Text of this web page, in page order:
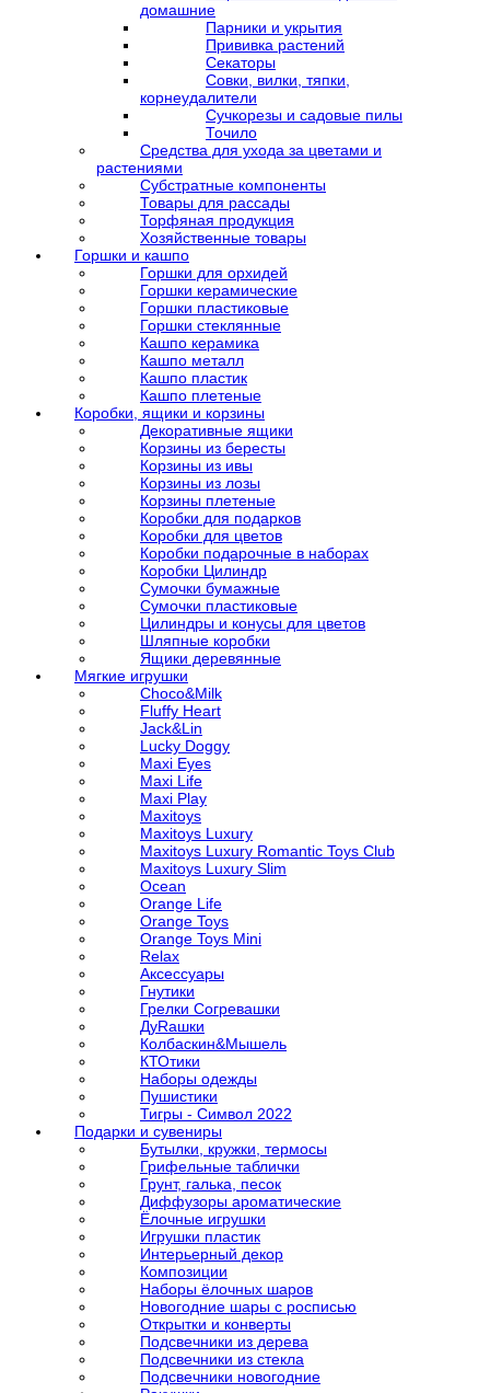
домашние
Парники и укрытия
Прививка растений
Секаторы
Совки, вилки, тяпки,
корнеудалители
Сучкорезы и садовые пилы
Точило
Средства для ухода за цветами и
растениями
Субстратные компоненты
Товары для рассады
Торфяная продукция
Хозяйственные товары
Горшки и кашпо
Горшки для орхидей
Горшки керамические
Горшки пластиковые
Горшки стеклянные
Кашпо керамика
Кашпо металл
Кашпо пластик
Кашпо плетеные
Коробки, ящики и корзины
Декоративные ящики
Корзины из бересты
Корзины из ивы
Корзины из лозы
Корзины плетеные
Коробки для подарков
Коробки для цветов
Коробки подарочные в наборах
Коробки Цилиндр
Сумочки бумажные
Сумочки пластиковые
Цилиндры и конусы для цветов
Шляпные коробки
Ящики деревянные
Мягкие игрушки
Choco&Milk
Fluffy Heart
Jack&Lin
Lucky Doggy
Maxi Eyes
Maxi Life
Maxi Play
Maxitoys
Maxitoys Luxury
Maxitoys Luxury Romantic Toys Club
Maxitoys Luxury Slim
Ocean
Orange Life
Orange Toys
Orange Toys Mini
Relax
Аксессуары
Гнутики
Грелки Согревашки
ДуRашки
Колбаскин&Мышель
КТОтики
Наборы одежды
Пушистики
Тигры - Символ 2022
Подарки и сувениры
Бутылки, кружки, термосы
Грифельные таблички
Грунт, галька, песок
Диффузоры ароматические
Ёлочные игрушки
Игрушки пластик
Интерьерный декор
Композиции
Наборы ёлочных шаров
Новогодние шары с росписью
Открытки и конверты
Подсвечники из дерева
Подсвечники из стекла
Подсвечники новогодние